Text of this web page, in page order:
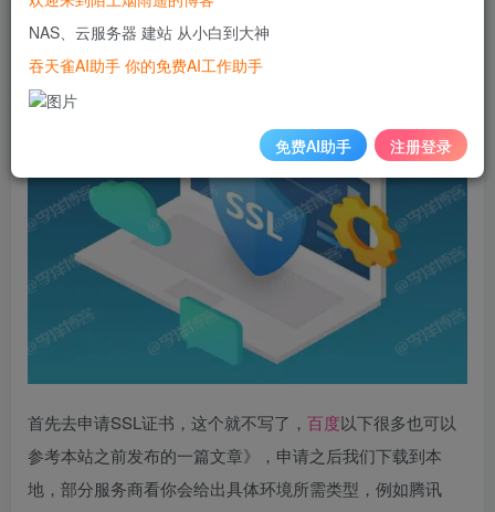
SSL 证书的记录，仅供参考。
首先去申请SSL证书，这个就不写了， 百度以下很多也可以
参考本站之前发布的一篇文章》，申请之后我们下载到本
地，部分服务商看你会给出具体环境所需类型，例如腾讯
NAS、云服务器 建站 从小白到大神
吞天雀AI助手 你的免费AI工作助手
免费AI助手 注册登录